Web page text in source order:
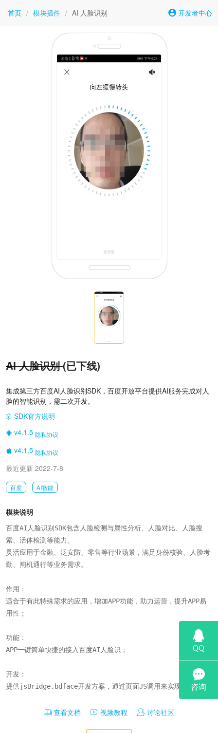
首页 / 模块插件 / AI 人脸识别 开发者中心
AI 人脸识别(已下线)
集成第三方百度AI人脸识别SDK，百度开放平台提供AI服务完成对人
脸的智能识别，需二次开发。
SDK官方说明
v4.1.5 隐私协议
v4.1.5 隐私协议
最近更新 2022-7-8
百度 AI智能
模块说明
百度AI人脸识别SDK包含人脸检测与属性分析、人脸对比、人脸搜
索、活体检测等能力。
灵活应用于金融、泛安防、零售等行业场景，满足身份核验、人脸考
勤、闸机通行等业务需求。
作用：
适合于有此特殊需求的应用，增加APP功能，助力运营，提升APP易
用性；
功能：
APP一键简单快捷的接入百度AI人脸识；
开发：
提供jsBridge.bdface开发方案，通过页面JS调用来实现自定义；
查看文档 视频教程 讨论社区